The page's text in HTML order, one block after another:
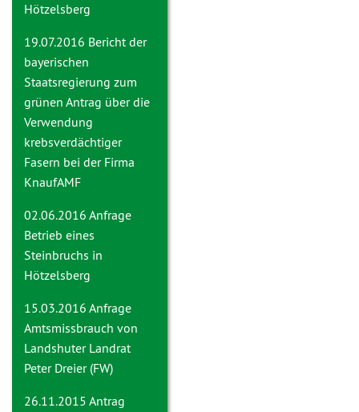
Hötzelsberg
19.07.2016 Bericht der
bayerischen
Staatsregierung zum
grünen Antrag über die
Verwendung
krebsverdächtiger
Fasern bei der Firma
KnaufAMF
02.06.2016 Anfrage
Betrieb eines
Steinbruchs in
Hötzelsberg
15.03.2016 Anfrage
Amtsmissbrauch von
Landshuter Landrat
Peter Dreier (FW)
26.11.2015 Antrag